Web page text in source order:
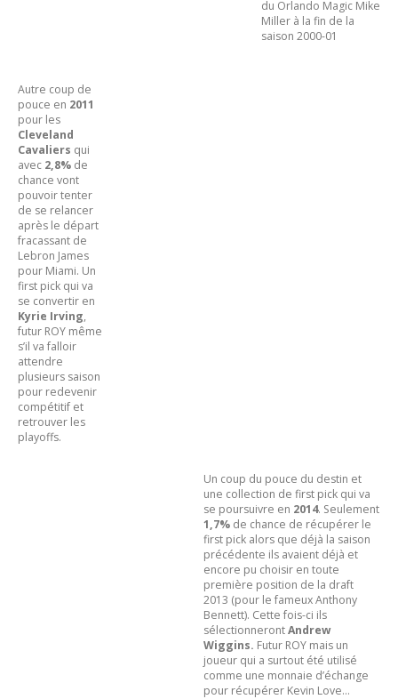
du Orlando Magic Mike
Miller à la fin de la
saison 2000-01
Autre coup de
pouce en 2011
pour les
Cleveland
Cavaliers qui
avec 2,8% de
chance vont
pouvoir tenter
de se relancer
après le départ
fracassant de
Lebron James
pour Miami. Un
first pick qui va
se convertir en
Kyrie Irving,
futur ROY même
s’il va falloir
attendre
plusieurs saison
pour redevenir
compétitif et
retrouver les
playoffs.
Un coup du pouce du destin et
une collection de first pick qui va
se poursuivre en 2014. Seulement
1,7% de chance de récupérer le
first pick alors que déjà la saison
précédente ils avaient déjà et
encore pu choisir en toute
première position de la draft
2013 (pour le fameux Anthony
Bennett). Cette fois-ci ils
sélectionnerontAndrew
Wiggins. Futur ROY mais un
joueur qui a surtout été utilisé
comme une monnaie d’échange
pour récupérer Kevin Love…